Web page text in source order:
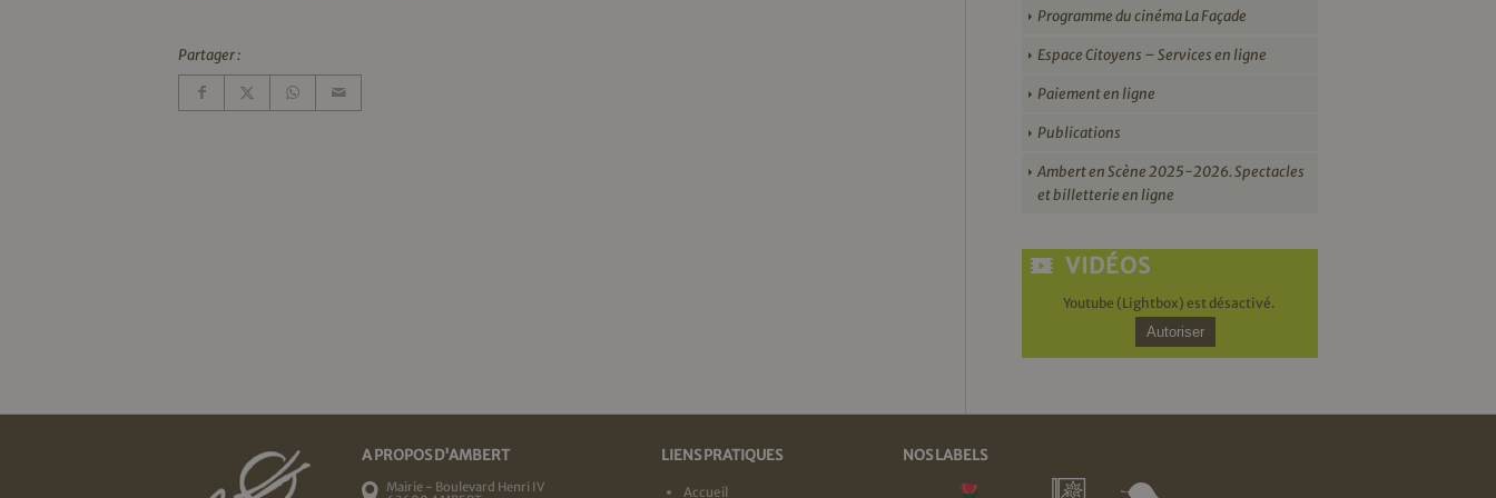
Partager :
Programme du cinéma La Façade
Espace Citoyens – Services en ligne
Paiement en ligne
Publications
Ambert en Scène 2025-2026. Spectacles
et billetterie en ligne
VIDÉOS
Youtube (Lightbox) est désactivé.
Autoriser
A PROPOS D'AMBERT
Mairie - Boulevard Henri IV
LIENS PRATIQUES
Accueil
NOS LABELS